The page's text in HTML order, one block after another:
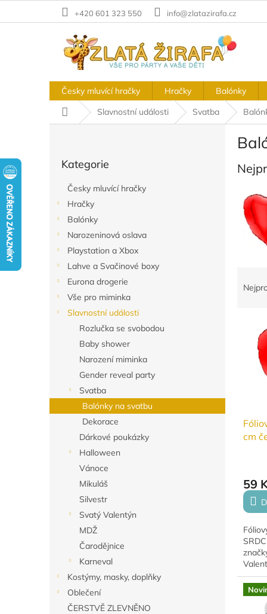
+420 601 323 550 info@zlatazirafa.cz
Česky mluvící hračky Hračky Balónky
Domů
Slavnostní události Svatba
kategorie
Kategorie
Česky mluvící hračky
Hračky
Balónky
Narozeninová oslava
Playstation a Xbox
Lahve a Svačinové boxy
Eurona drogerie
Vše pro miminka
Slavnostní události
Rozlučka se svobodou
Baby shower
Narození miminka
Gender reveal party
Svatba
Balónky na svatbu
Dekorace
Dárkové poukázky
Halloween
Vánoce
Mikuláš
Silvestr
Svatý Valentýn
MDŽ
Čarodějnice
Karneval
Kostýmy, masky, doplňky
Oblečení
ČERSTVĚ ZLEVNĚNO
cm
59
nebo